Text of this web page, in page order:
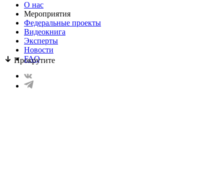
Прокрутите
О нас
Mероприятия
Федеральные проекты
Видеокнига
Эксперты
Новости
FAQ